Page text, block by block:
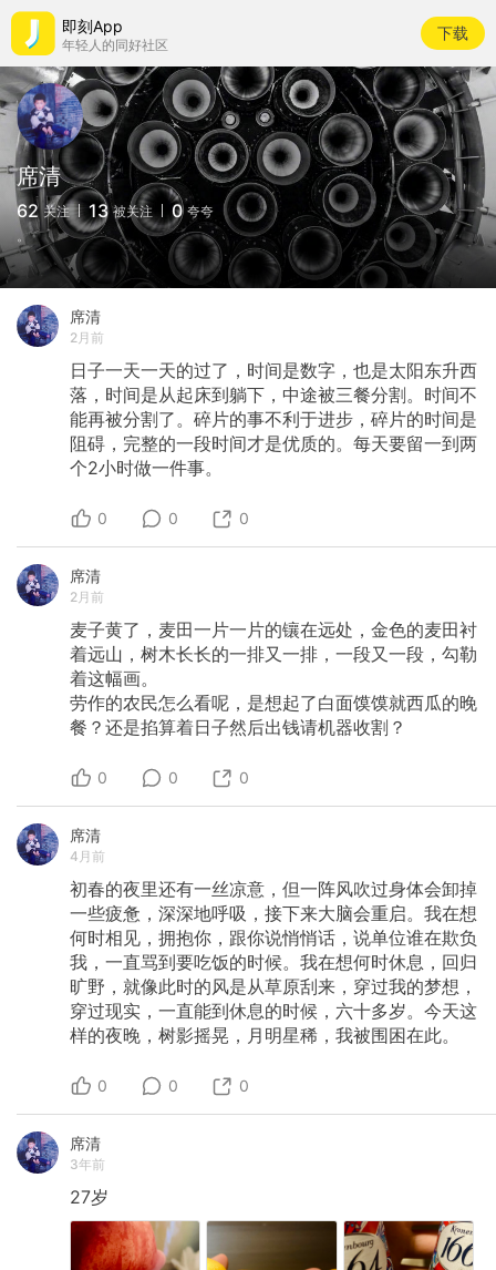
即刻App
年轻人的同好社区
下载
席清
62 关注 13 被关注 0 夸夸
。
席清
2月前
日子一天一天的过了，时间是数字，也是太阳东升西
落，时间是从起床到躺下，中途被三餐分割。时间不
能再被分割了。碎片的事不利于进步，碎片的时间是
阻碍，完整的一段时间才是优质的。每天要留一到两
个2小时做一件事。
0 0 0
席清
2月前
麦子黄了，麦田一片一片的镶在远处，金色的麦田衬
着远山，树木长长的一排又一排，一段又一段，勾勒
着这幅画。
劳作的农民怎么看呢，是想起了白面馍馍就西瓜的晚
餐？还是掐算着日子然后出钱请机器收割？
0 0 0
席清
4月前
初春的夜里还有一丝凉意，但一阵风吹过身体会卸掉
一些疲惫，深深地呼吸，接下来大脑会重启。我在想
何时相见，拥抱你，跟你说悄悄话，说单位谁在欺负
我，一直骂到要吃饭的时候。我在想何时休息，回归
旷野，就像此时的风是从草原刮来，穿过我的梦想，
穿过现实，一直能到休息的时候，六十多岁。今天这
样的夜晚，树影摇晃，月明星稀，我被围困在此。
0 0 0
席清
3年前
27岁